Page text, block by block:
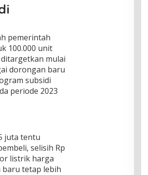
pemerintah
100.000 unit
mulai
dorongan baru
subsidi
periode 2023
juta tentu
selisih Rp
listrik harga
baru tetap lebih